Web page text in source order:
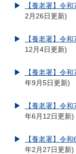
【養老署】令
2月26日更新
【養老署】令
12月4日更新
【養老署】令
年9月5日更新
【養老署】令
年6月12日更新
【養老署】令
年2月27日更新